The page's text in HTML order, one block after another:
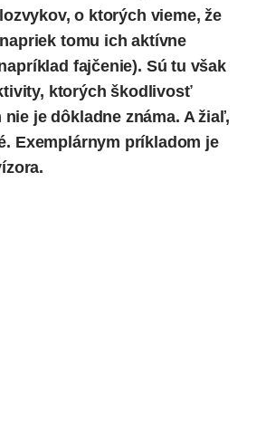
o ktorých vieme, že
tomu ich aktívne
fajčenie). Sú tu však
ktorých škodlivosť
je dôkladne známa. A žiaľ,
Exemplárnym príkladom je